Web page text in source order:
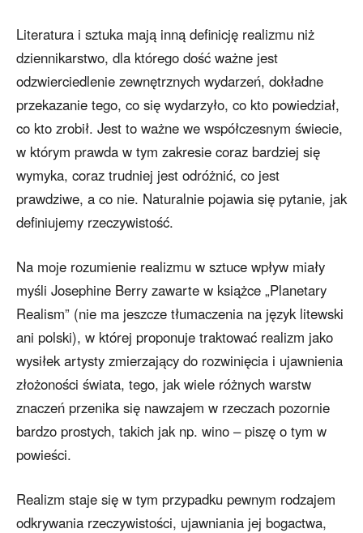
Literatura i sztuka mają inną definicję realizmu niż
dziennikarstwo, dla którego dość ważne jest
odzwierciedlenie zewnętrznych wydarzeń, dokładne
przekazanie tego, co się wydarzyło, co kto powiedział,
co kto zrobił. Jest to ważne we współczesnym świecie,
w którym prawda w tym zakresie coraz bardziej się
wymyka, coraz trudniej jest odróżnić, co jest
prawdziwe, a co nie. Naturalnie pojawia się pytanie, jak
definiujemy rzeczywistość.
Na moje rozumienie realizmu w sztuce wpływ miały
myśli Josephine Berry zawarte w książce „Planetary
Realism” (nie ma jeszcze tłumaczenia na język litewski
ani polski), w której proponuje traktować realizm jako
wysiłek artysty zmierzający do rozwinięcia i ujawnienia
złożoności świata, tego, jak wiele różnych warstw
znaczeń przenika się nawzajem w rzeczach pozornie
bardzo prostych, takich jak np. wino – piszę o tym w
powieści.
Realizm staje się w tym przypadku pewnym rodzajem
odkrywania rzeczywistości, ujawniania jej bogactwa,